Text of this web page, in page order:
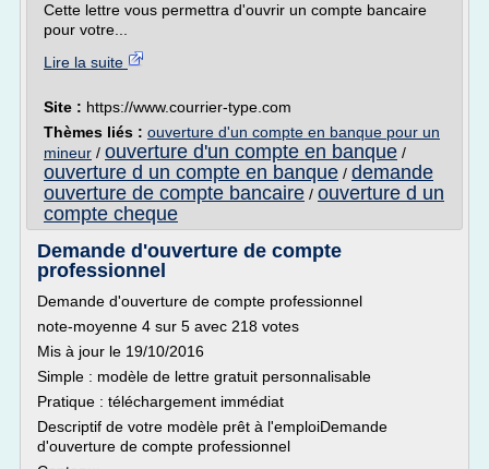
Cette lettre vous permettra d'ouvrir un compte bancaire
pour votre...
Lire la suite
Site : https://www.courrier-type.com
Thèmes liés : ouverture d'un compte en banque pour un
mineur / ouverture d'un compte en banque /
ouverture d un compte en banque / demande
ouverture de compte bancaire / ouverture d un
compte cheque
Demande d'ouverture de compte
professionnel
Demande d'ouverture de compte professionnel
note-moyenne 4 sur 5 avec 218 votes
Mis à jour le 19/10/2016
Simple : modèle de lettre gratuit personnalisable
Pratique : téléchargement immédiat
Descriptif de votre modèle prêt à l'emploiDemande
d'ouverture de compte professionnel